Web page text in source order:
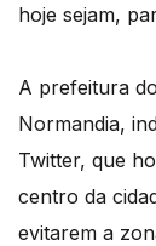
hoje sejam,
A prefeitura
Normandia,
Twitter, que
centro da
evitarem a